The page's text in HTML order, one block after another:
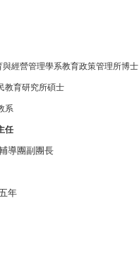
經營管理學系教育政策管理所博士
研究所碩士
任
導團副團長
年